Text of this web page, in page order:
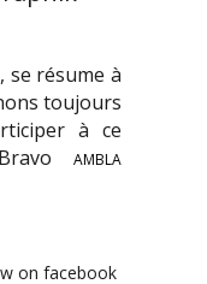
se résume à
toujours
à ce
AMBLA
on facebook